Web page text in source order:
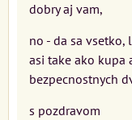
dobry aj vam,
no - da sa
asi take ako kupa
bezpecnostnych
s pozdravom